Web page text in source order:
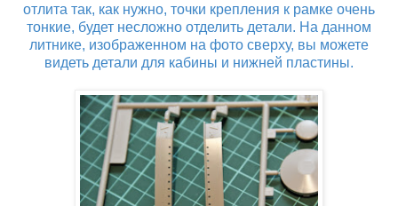
отлита так, как нужно, точки крепления к рамке очень
тонкие, будет несложно отделить детали. На данном
литнике, изображенном на фото сверху, вы можете
видеть детали для кабины и нижней пластины.